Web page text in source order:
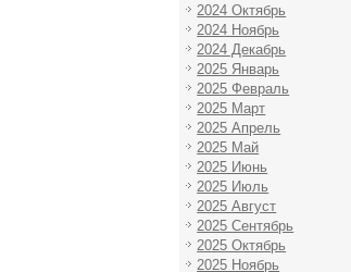
2024 Октябрь
2024 Ноябрь
2024 Декабрь
2025 Январь
2025 Февраль
2025 Март
2025 Апрель
2025 Май
2025 Июнь
2025 Июль
2025 Август
2025 Сентябрь
2025 Октябрь
2025 Ноябрь